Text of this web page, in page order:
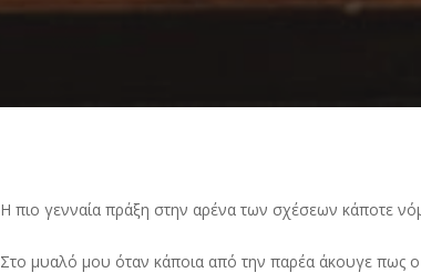
Η πιο γενναία πράξη στην αρένα των σχέσεων κάποτε
Στο μυαλό μου όταν κάποια από την παρέα άκουγε πως ο